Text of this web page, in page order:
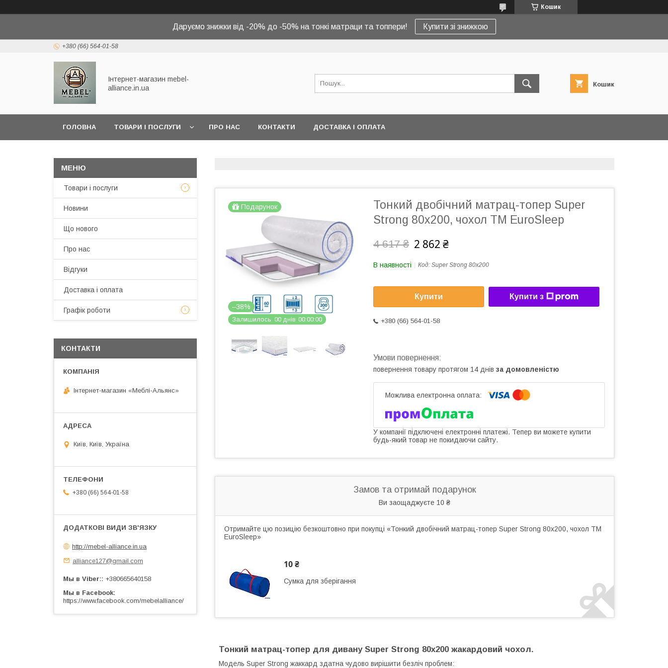
Кошик
Даруємо знижки від -20% до -50% на тонкі матраци та топпери! Купити зі знижкою
+380 (66) 564-01-58
Інтернет-магазин mebel-
alliance.in.ua
Кошик
ГОЛОВНА ТОВАРИ І ПОСЛУГИ ПРО НАС КОНТАКТИ ДОСТАВКА І ОПЛАТА
Подарунок
–38%
Залишилось 00 днів 00 00 00
Тонкий двобічний матрац-топер Super
Strong 80x200, чохол ТМ EuroSleep
4 617 ₴ 2 862 ₴
В наявності Код: Super Strong 80x200
Купити Купити з
+380 (66) 564-01-58
повернення товару протягом 14 днів за домовленістю
У компанії підключені електронні платежі. Тепер ви можете купити
будь-який товар не покидаючи сайту.
Замов та отримай подарунок
Ви заощаджуєте 10 ₴
Отримайте цю позицію безкоштовно при покупці «Тонкий двобічний матрац-топер Super Strong 80x200, чохол ТМ
EuroSleep»
10 ₴
Сумка для зберігання
Тонкий матрац-топер для дивану Super Strong 80x200 жакардовий чохол.
Модель Super Strong жаккард здатна чудово вирішити безліч проблем:
Товари і послуги
Новини
Що нового
Про нас
Відгуки
Доставка і оплата
Графік роботи
КОНТАКТИ
Інтернет-магазин «Меблі-Альянс»
Київ, Київ, Україна
+380 (66) 564-01-58
http://mebel-alliance.in.ua
alliance127@gmail.com
Мы в Viber:
+380665640158
Мы в Facebook
https://www.facebook.com/mebelalliance/